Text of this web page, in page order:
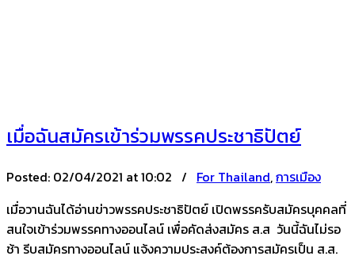
เมื่อฉันสมัครเข้าร่วมพรรคประชาธิปัตย์
Posted: 02/04/2021 at 10:02 / For Thailand,การเมือง
เมื่อวานฉันได้อ่านข่าวพรรคประชาธิปัตย์ เปิดพรรครับสมัครบุคคลที่
สนใจเข้าร่วมพรรคทางออนไลน์ เพื่อคัดส่งสมัคร ส.ส วันนี้ฉันไม่รอ
ช้า รีบสมัครทางออนไลน์ แจ้งความประสงค์ต้องการสมัครเป็น ส.ส.